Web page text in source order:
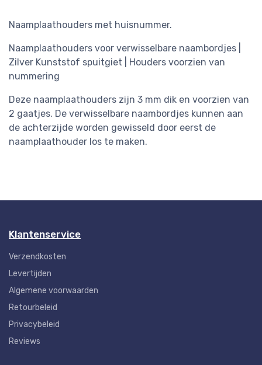
Naamplaathouders met huisnummer.
Naamplaathouders voor verwisselbare naambordjes |
Zilver Kunststof spuitgiet | Houders voorzien van
nummering
Deze naamplaathouders zijn 3 mm dik en voorzien van
2 gaatjes. De verwisselbare naambordjes kunnen aan
de achterzijde worden gewisseld door eerst de
naamplaathouder los te maken.
Klantenservice
Verzendkosten
Levertijden
Algemene voorwaarden
Retourbeleid
Privacybeleid
Reviews